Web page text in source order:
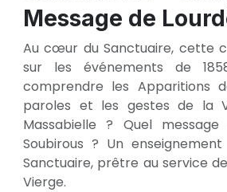
Message de
Au cœur du Sanctuaire, cette
sur les événements de
comprendre les Apparitions
paroles et les gestes de la
Massabielle ? Quel
Soubirous ? Un
Sanctuaire, prêtre au service
Vierge.